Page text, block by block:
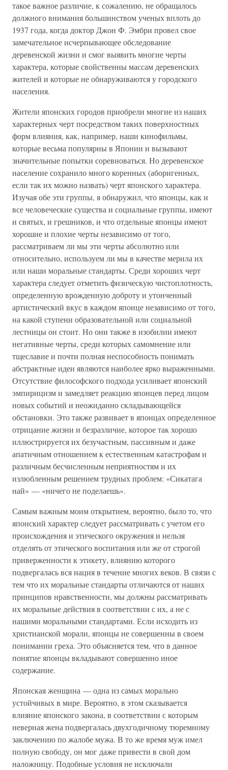
такое важное различие, к сожалению, не обращалось
должного внимания большинством ученых вплоть до
1937 года, когда доктор Джон Ф. Эмбри провел свое
замечательное исчерпывающее обследование
деревенской жизни и смог выявить многие черты
характера, которые свойственны массам деревенских
жителей и которые не обнаруживаются у городского
населения.
Жители японских городов приобрели многие из наших
характерных черт посредством таких поверхностных
форм влияния, как, например, наши кинофильмы,
которые весьма популярны в Японии и вызывают
значительные попытки соревноваться. Но деревенское
население сохранило много коренных (аборигенных,
если так их можно назвать) черт японского характера.
Изучая обе эти группы, я обнаружил, что японцы, как и
все человеческие существа и социальные группы, имеют
и святых, и грешников, и что отдельные японцы имеют
хорошие и плохие черты независимо от того,
рассматриваем ли мы эти черты абсолютно или
относительно, используем ли мы в качестве мерила их
или наши моральные стандарты. Среди хороших черт
характера следует отметить физическую чистоплотность,
определенную врожденную доброту и утонченный
артистический вкус в каждом японце независимо от того,
на какой ступени образовательной или социальной
лестницы он стоит. Но они также в изобилии имеют
негативные черты, среди которых самомнение или
тщеславие и почти полная неспособность понимать
абстрактные идеи являются наиболее ярко выраженными.
Отсутствие философского подхода усиливает японский
эмпирицизм и замедляет реакцию японцев перед лицом
новых событий и неожиданно складывающейся
обстановки. Это также развивает в японцах определенное
отрицание жизни и безразличие, которое так хорошо
иллюстрируется их безучастным, пассивным и даже
апатичным отношением к естественным катастрофам и
различным бесчисленным неприятностям и их
излюбленным решением трудных проблем: «Сикатага
най» — «ничего не поделаешь».
Самым важным моим открытием, вероятно, было то, что
японский характер следует рассматривать с учетом его
происхождения и этического окружения и нельзя
отделять от этического воспитания или же от строгой
приверженности к этикету, влиянию которого
подвергалась вся нация в течение многих веков. В связи с
тем что их моральные стандарты отличаются от наших
принципов нравственности, мы должны рассматривать
их моральные действия в соответствии с их, а не с
нашими моральными стандартами. Если исходить из
христианской морали, японцы не совершенны в своем
понимании греха. Это объясняется тем, что в данное
понятие японцы вкладывают совершенно иное
содержание.
Японская женщина — одна из самых морально
устойчивых в мире. Вероятно, в этом сказывается
влияние японского закона, в соответствии с которым
неверная жена подвергалась двухгодичному тюремному
заключению по жалобе мужа. В то же время муж имел
полную свободу, он мог даже привести в свой дом
наложницу. Подобные условия не исключали